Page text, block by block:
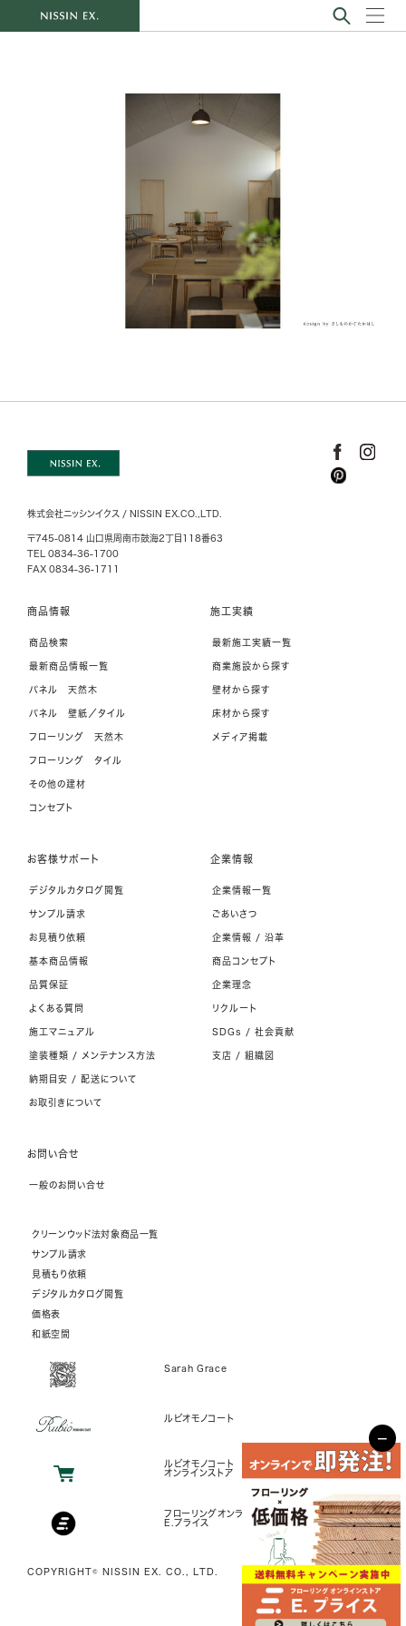
株式会社ニッシンイクス / NISSIN EX.CO.,LTD.
〒745-0814 山口県周南市鼓海2丁目118番63
TEL 0834-36-1700
FAX 0834-36-1711
商品情報
商品検索
最新商品情報一覧
パネル 天然木
パネル 壁紙／タイル
フローリング 天然木
フローリング タイル
その他の建材
コンセプト
施工実績
最新施工実績一覧
商業施設から探す
壁材から探す
床材から探す
メディア掲載
お客様サポート
デジタルカタログ閲覧
サンプル請求
お見積り依頼
基本商品情報
品質保証
よくある質問
施工マニュアル
塗装種類 / メンテナンス方法
納期目安 / 配送について
お取引きについて
企業情報
企業情報一覧
ごあいさつ
企業情報 / 沿革
商品コンセプト
企業理念
リクルート
SDGs / 社会貢献
支店 / 組織図
お問い合せ
一般のお問い合せ
クリーンウッド法対象商品一覧
サンプル請求
見積もり依頼
デジタルカタログ閲覧
価格表
和紙空間
Sarah Grace
ルビオモノコート
ルビオモノコート
オンラインストア
フローリングオンラインストア
E.プライス
COPYRIGHT© NISSIN EX. CO., LTD.
−